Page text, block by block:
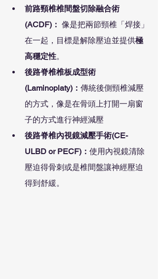
前路頸椎椎間盤切除融合術
(ACDF)： 像是把兩節頸椎「焊接」
在一起，目標是解除壓迫並提供極
高穩定性。
後路脊椎椎板成型術
(Laminoplaty)： 傳統後側頸椎減壓
的方式，像是在骨頭上打開一扇窗
子的方式進行神經減壓
後路脊椎內視鏡減壓手術(CE-
ULBD or PECF)： 使用內視鏡清除
壓迫得骨刺或是椎間盤讓神經壓迫
得到舒緩。